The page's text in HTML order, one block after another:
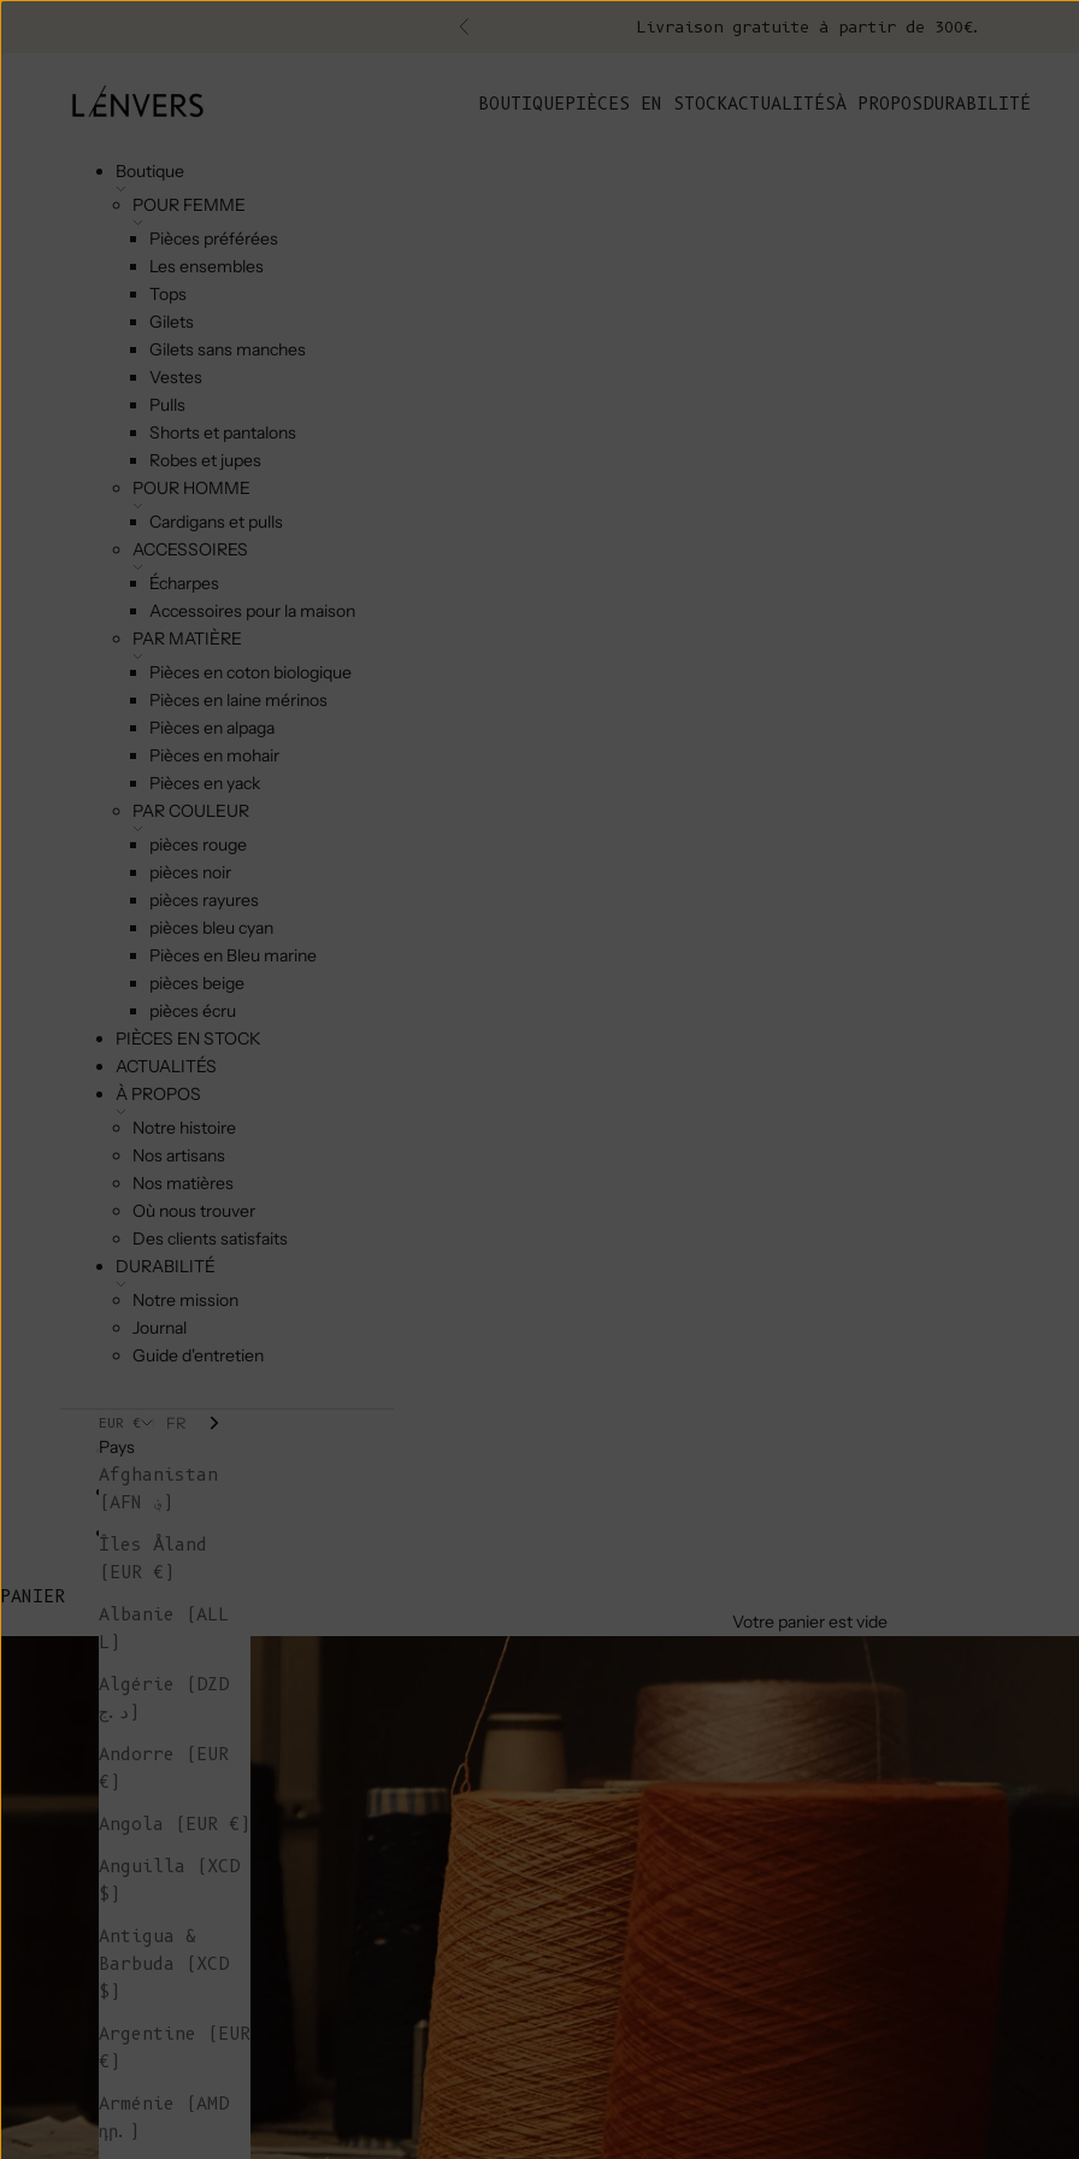
Précédent Livraison gratuite à partir de 300€.
L'ENVERS BOUTIQUEPIÈCES EN STOCKACTUALITÉSÀ PROPOSDURABILITÉ
Boutique
POUR FEMME
Pièces préférées
Les ensembles
Tops
Gilets
Gilets sans manches
Vestes
Pulls
Shorts et pantalons
Robes et jupes
POUR HOMME
Cardigans et pulls
ACCESSOIRES
Écharpes
Accessoires pour la maison
PAR MATIÈRE
Pièces en coton biologique
Pièces en laine mérinos
Pièces en alpaga
Pièces en mohair
Pièces en yack
PAR COULEUR
pièces rouge
pièces noir
pièces rayures
pièces bleu cyan
Pièces en Bleu marine
pièces beige
pièces écru
PIÈCES EN STOCK
ACTUALITÉS
À PROPOS
Notre histoire
Nos artisans
Nos matières
Où nous trouver
Des clients satisfaits
DURABILITÉ
Notre mission
Journal
Guide d'entretien
EUR €
Pays
Afghanistan
(AFN ؋)
Îles Åland
(EUR €)
Albanie (ALL
L)
Algérie (DZD
د.ج)
Andorre (EUR
€)
Angola (EUR €)
Anguilla (XCD
$)
Antigua &
Barbuda (XCD
$)
Argentine (EUR
€)
Arménie (AMD
դր.)
FR
PANIER
Votre panier est vide